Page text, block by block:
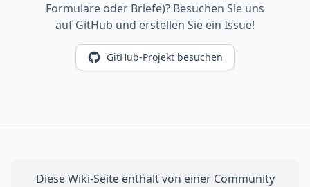
Formulare oder Briefe)? Besuchen Sie uns
auf GitHub und erstellen Sie ein Issue!
GitHub-Projekt besuchen
Diese Wiki-Seite enthält von einer Community